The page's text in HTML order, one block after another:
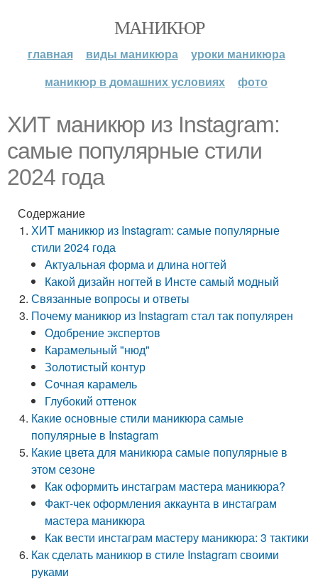
МАНИКЮР
главная виды маникюра
уроки маникюра
маникюр в домашних условиях
фото
ХИТ маникюр из Instagram:
самые популярные стили
2024 года
Содержание
ХИТ маникюр из Instagram: самые популярные
стили 2024 года
Актуальная форма и длина ногтей
Какой дизайн ногтей в Инсте самый модный
Связанные вопросы и ответы
Почему маникюр из Instagram стал так популярен
Одобрение экспертов
Карамельный "нюд"
Золотистый контур
Сочная карамель
Глубокий оттенок
Какие основные стили маникюра самые
популярные в Instagram
Какие цвета для маникюра самые популярные в
этом сезоне
Как оформить инстаграм мастера маникюра?
Факт-чек оформления аккаунта в инстаграм
мастера маникюра
Как вести инстаграм мастеру маникюра: 3 тактики
Как сделать маникюр в стиле Instagram своими
руками